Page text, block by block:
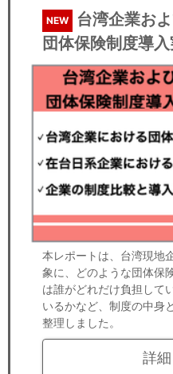
NEW
台湾企業お
団体保険制度導
本レポートは、台湾現地
象に、どのような団体保
は誰がどれだけ負担して
いるかなど、制度の中身
整理しました。
詳